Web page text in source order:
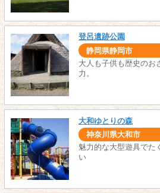
登呂遺跡公園
静岡県静岡市
大人も子供も歴史のお
力。
大和ゆとりの森
神奈川県大和市
魅力的な大型遊具でた
い